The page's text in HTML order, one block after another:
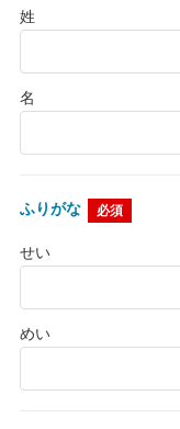
姓
名
ふりがな 必須
せい
めい